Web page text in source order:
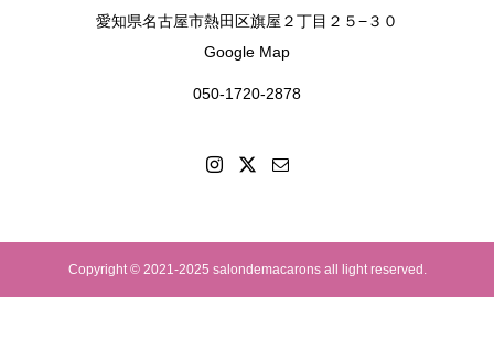
愛知県名古屋市熱田区旗屋２丁目２５−３０
Google Map
050-1720-2878
Copyright © 2021-2025 salondemacarons all light reserved.